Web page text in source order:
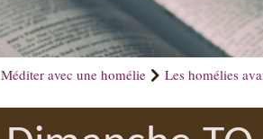
Méditer avec une homélie Les homélies